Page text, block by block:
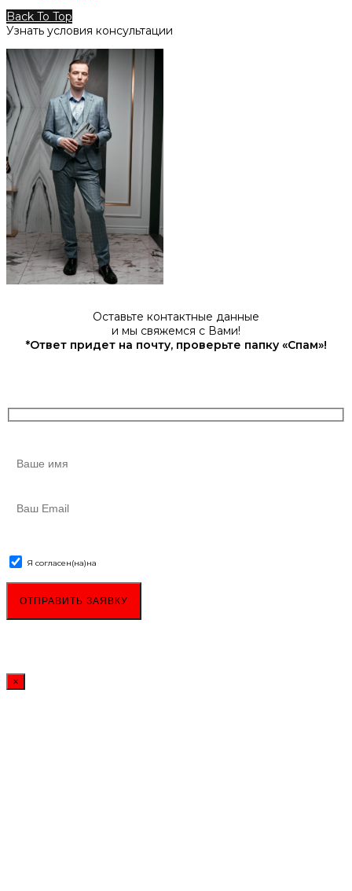
Back To Top
Узнать условия консультации
Оставьте контактные данные
и мы свяжемся с Вами!
*Ответ придет на почту, проверьте папку «Спам»!
Я согласен(на)на
×